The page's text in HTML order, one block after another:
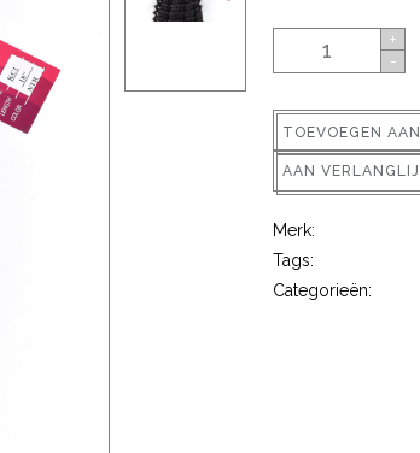
+
-
TOEVOEGEN
AAN
Merk:
Tags:
Categorieën: